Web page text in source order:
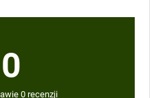
0
0 recenzji